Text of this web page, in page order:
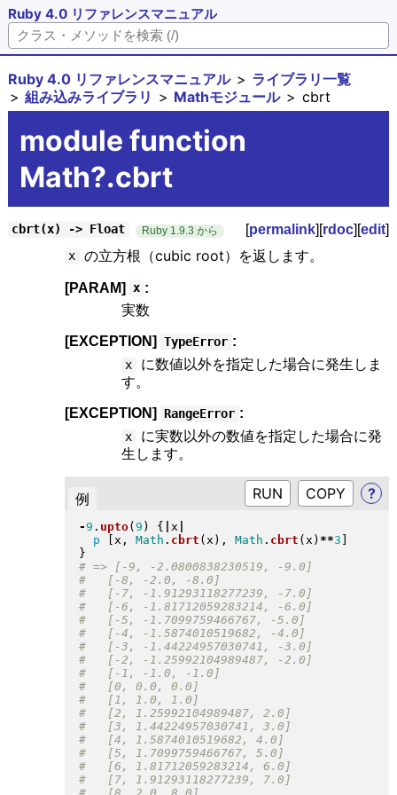
Ruby 4.0 リファレンスマニュアル
Ruby 4.0 リファレンスマニュアル
ライブラリ一覧
組み込みライブラリ
Mathモジュール cbrt
module function
Math?.cbrt
cbrt(x) -> Float Ruby 1.9.3 から [permalink][rdoc][edit]
x の立方根（cubic root）を返します。
[PARAM] x :
実数
[EXCEPTION] TypeError :
x
に数値以外を指定した場合に発生しま
す。
[EXCEPTION] RangeError :
x
に実数以外の数値を指定した場合に発
生します。
例 RUN ?
-9 . upto( 9 ) { x
p
x, Math . cbrt ( x ) , Math . cbrt ( x ) **3
}